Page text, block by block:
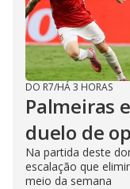
DO R7/HÁ 3 HORAS
Palmeiras
duelo de
Na partida deste
escalação que
meio da semana